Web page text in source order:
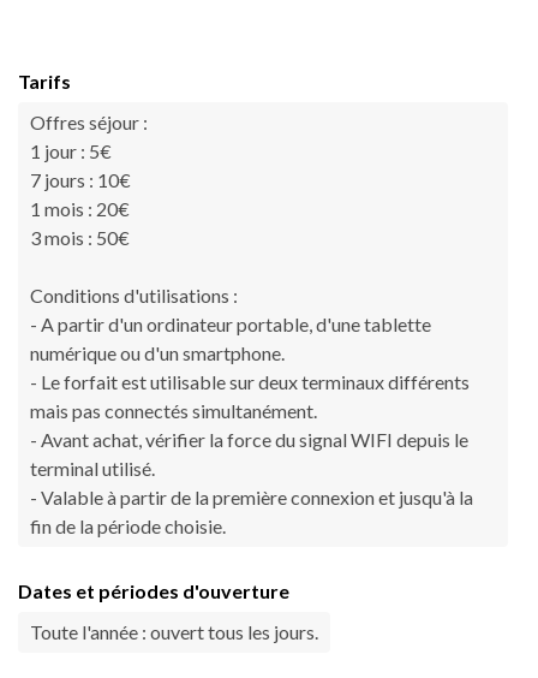
Tarifs
Offres séjour :
1 jour : 5€
7 jours : 10€
1 mois : 20€
3 mois : 50€
Conditions d'utilisations :
- A partir d'un ordinateur portable, d'une tablette
numérique ou d'un smartphone.
- Le forfait est utilisable sur deux terminaux différents
mais pas connectés simultanément.
- Avant achat, vérifier la force du signal WIFI depuis le
terminal utilisé.
- Valable à partir de la première connexion et jusqu'à la
fin de la période choisie.
Dates et périodes d'ouverture
Toute l'année : ouvert tous les jours.